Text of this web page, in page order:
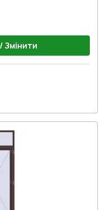
Змінити